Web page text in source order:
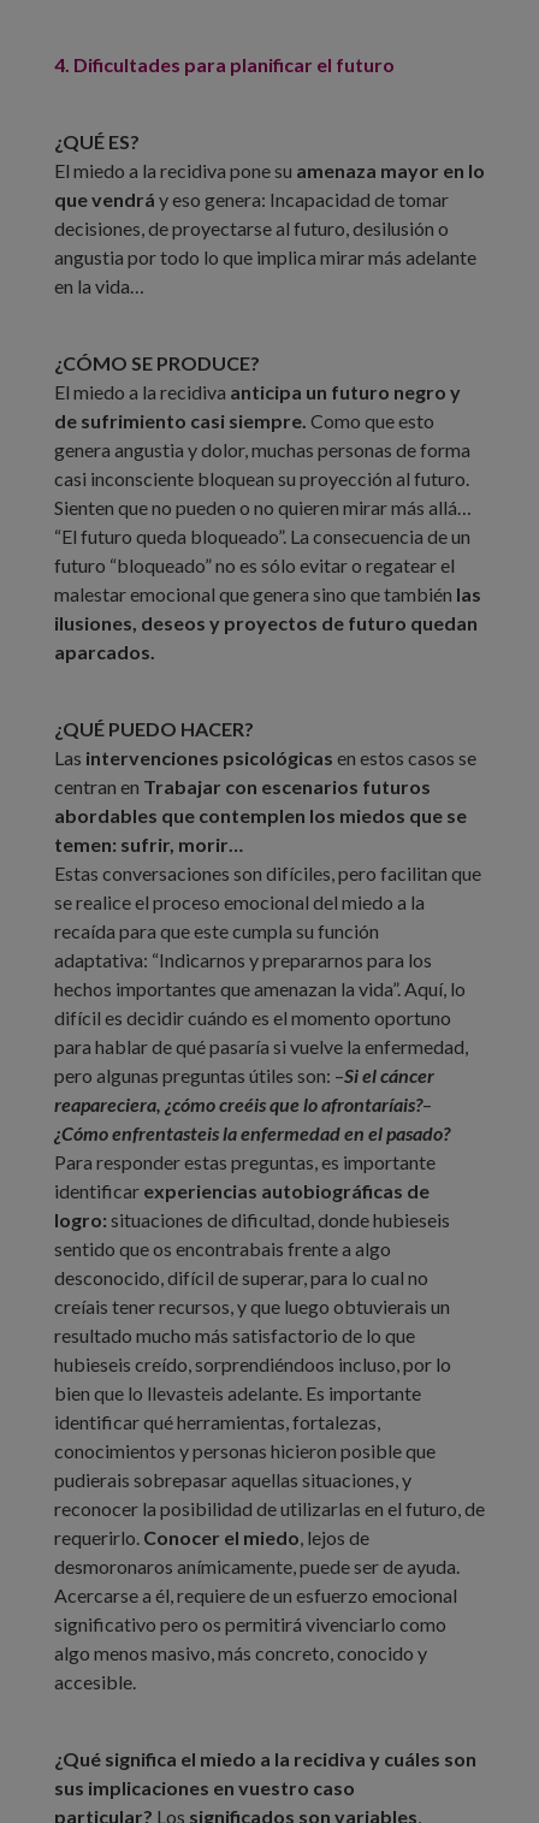
4. Dificultades para planificar el futuro
¿QUÉ ES?
El miedo a la recidiva pone su amenaza mayor en lo
que vendrá y eso genera: Incapacidad de tomar
decisiones, de proyectarse al futuro, desilusión o
angustia por todo lo que implica mirar más adelante
en la vida…
¿CÓMO SE PRODUCE?
El miedo a la recidiva anticipa un futuro negro y
de sufrimiento casi siempre. Como que esto
genera angustia y dolor, muchas personas de forma
casi inconsciente bloquean su proyección al futuro.
Sienten que no pueden o no quieren mirar más allá…
“El futuro queda bloqueado”. La consecuencia de un
futuro “bloqueado” no es sólo evitar o regatear el
malestar emocional que genera sino que también las
ilusiones, deseos y proyectos de futuro quedan
aparcados.
¿QUÉ PUEDO HACER?
Las intervenciones psicológicas en estos casos se
centran en Trabajar con escenarios futuros
abordables que contemplen los miedos que se
temen: sufrir, morir…
Estas conversaciones son difíciles, pero facilitan que
se realice el proceso emocional del miedo a la
recaída para que este cumpla su función
adaptativa: “Indicarnos y prepararnos para los
hechos importantes que amenazan la vida”. Aquí, lo
difícil es decidir cuándo es el momento oportuno
para hablar de qué pasaría si vuelve la enfermedad,
pero algunas preguntas útiles son: –Si el cáncer
reapareciera, ¿cómo creéis que lo afrontaríais?–
¿Cómo enfrentasteis la enfermedad en el pasado?
Para responder estas preguntas, es importante
identificarexperiencias autobiográficas de
logro: situaciones de dificultad, donde hubieseis
sentido que os encontrabais frente a algo
desconocido, difícil de superar, para lo cual no
creíais tener recursos, y que luego obtuvierais un
resultado mucho más satisfactorio de lo que
hubieseis creído, sorprendiéndoos incluso, por lo
bien que lo llevasteis adelante. Es importante
identificar qué herramientas, fortalezas,
conocimientos y personas hicieron posible que
pudierais sobrepasar aquellas situaciones, y
reconocer la posibilidad de utilizarlas en el futuro, de
requerirlo. Conocer el miedo, lejos de
desmoronaros anímicamente, puede ser de ayuda.
Acercarse a él, requiere de un esfuerzo emocional
significativo pero os permitirá vivenciarlo como
algo menos masivo, más concreto, conocido y
accesible.
¿Qué significa el miedo a la recidiva y cuáles son
sus implicaciones en vuestro caso
particular? Los significados son variables,